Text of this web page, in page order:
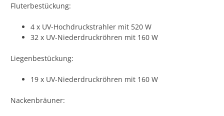
Fluterbestückung:
4 x UV-Hochdruckstrahler mit 520 W
32 x UV-Niederdruckröhren mit 160 W
Liegenbestückung:
19 x UV-Niederdruckröhren mit 160 W
Nackenbräuner: